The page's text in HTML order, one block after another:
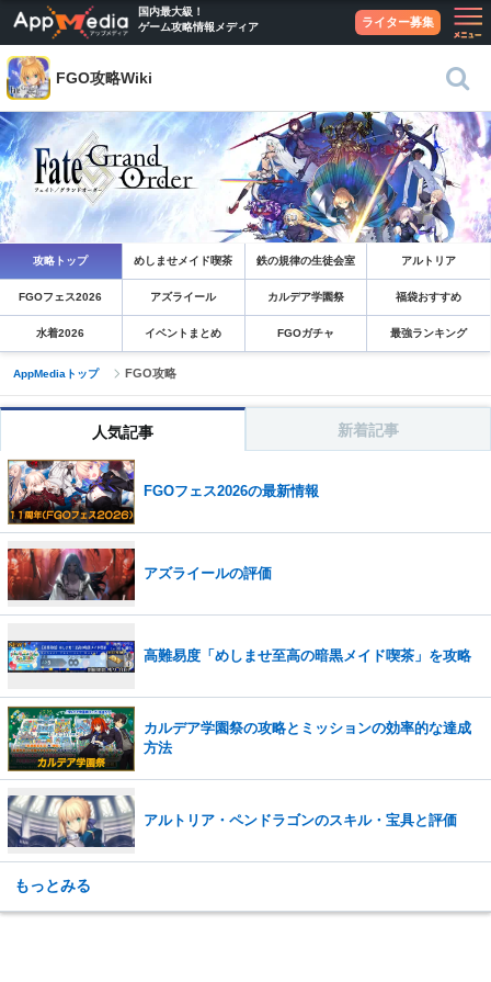
国内最大級！
ゲーム攻略情報メディア
ライター募集
FGO攻略Wiki
攻略トップ めしませメイド喫茶 鉄の規律の生徒会室 アルトリア
FGOフェス2026 アズライール カルデア学園祭 福袋おすすめ
水着2026 イベントまとめ FGOガチャ 最強ランキング
AppMediaトップ FGO攻略
人気記事 新着記事
FGOフェス2026の最新情報
アズライールの評価
高難易度「めしませ至高の暗黒メイド喫茶」を攻略
カルデア学園祭の攻略とミッションの効率的な達成
方法
アルトリア・ペンドラゴンのスキル・宝具と評価
もっとみる